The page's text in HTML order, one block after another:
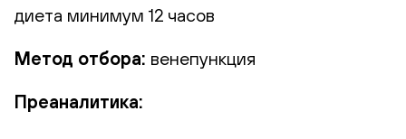
диета минимум 12 часов
Метод отбора: венепункция
Преаналитика: